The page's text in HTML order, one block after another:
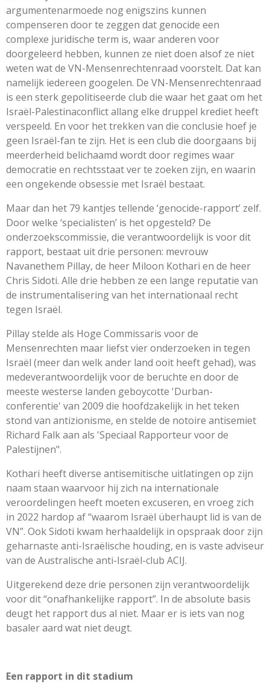
argumentenarmoede nog enigszins kunnen
compenseren door te zeggen dat genocide een
complexe juridische term is, waar anderen voor
doorgeleerd hebben, kunnen ze niet doen alsof ze niet
weten wat de VN-Mensenrechtenraad voorstelt. Dat kan
namelijk iedereen googelen. De VN-Mensenrechtenraad
is een sterk gepolitiseerde club die waar het gaat om het
Israël-Palestinaconflict allang elke druppel krediet heeft
verspeeld. En voor het trekken van die conclusie hoef je
geen Israël-fan te zijn. Het is een club die doorgaans bij
meerderheid belichaamd wordt door regimes waar
democratie en rechtsstaat ver te zoeken zijn, en waarin
een ongekende obsessie met Israël bestaat.
Maar dan het 79 kantjes tellende ‘genocide-rapport’ zelf.
Door welke ‘specialisten’ is het opgesteld? De
onderzoekscommissie, die verantwoordelijk is voor dit
rapport, bestaat uit drie personen: mevrouw
Navanethem Pillay, de heer Miloon Kothari en de heer
Chris Sidoti. Alle drie hebben ze een lange reputatie van
de instrumentalisering van het internationaal recht
tegen Israël.
Pillay stelde als Hoge Commissaris voor de
Mensenrechten maar liefst vier onderzoeken in tegen
Israël (meer dan welk ander land ooit heeft gehad), was
medeverantwoordelijk voor de beruchte en door de
meeste westerse landen geboycotte 'Durban-
conferentie' van 2009 die hoofdzakelijk in het teken
stond van antizionisme, en stelde de notoire antisemiet
Richard Falk aan als 'Speciaal Rapporteur voor de
Palestijnen".
Kothari heeft diverse antisemitische uitlatingen op zijn
naam staan waarvoor hij zich na internationale
veroordelingen heeft moeten excuseren, en vroeg zich
in 2022 hardop af “waarom Israël überhaupt lid is van de
VN”. Ook Sidoti kwam herhaaldelijk in opspraak door zijn
geharnaste anti-Israëlische houding, en is vaste adviseur
van de Australische anti-Israël-club ACIJ.
Uitgerekend deze drie personen zijn verantwoordelijk
voor dit “onafhankelijke rapport”. In de absolute basis
deugt het rapport dus al niet. Maar er is iets van nog
basaler aard wat niet deugt.
Een rapport in dit stadium